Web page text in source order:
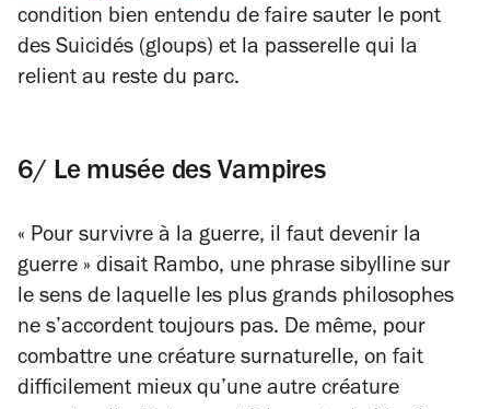
condition bien entendu de faire sauter le pont
des Suicidés (gloups) et la passerelle qui la
relient au reste du parc.
6/ Le musée des Vampires
« Pour survivre à la guerre, il faut devenir la
guerre » disait Rambo, une phrase sibylline sur
le sens de laquelle les plus grands philosophes
ne s’accordent toujours pas. De même, pour
combattre une créature surnaturelle, on fait
difficilement mieux qu’une autre créature